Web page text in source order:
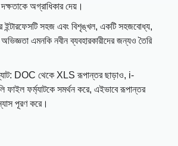
অগ্রাধিকার দেয়।
ইন্টারফেসটি সহজ এবং বিশৃঙ্খল, একটি সহজবোধ্য,
এমনকি নবীন ব্যবহারকারীদের জন্যও তৈরি
DOC থেকে XLS রূপান্তর ছাড়াও, i-
ফর্ম্যাটকে সমর্থন করে, এইভাবে রূপান্তর
পূরণ করে।